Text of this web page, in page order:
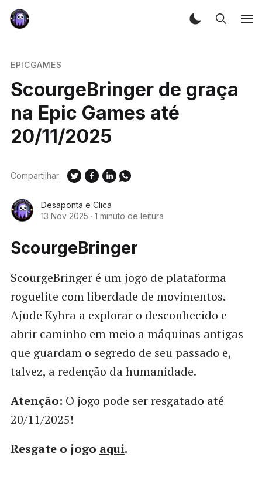
EPICGAMES
ScourgeBringer de graça
na Epic Games até
20/11/2025
Desaponta e Clica
13 Nov 2025 · 1 minuto de leitura
Compartilhar:
ScourgeBringer
ScourgeBringer é um jogo de plataforma
roguelite com liberdade de movimentos.
Ajude Kyhra a explorar o desconhecido e
abrir caminho em meio a máquinas antigas
que guardam o segredo de seu passado e,
talvez, a redenção da humanidade.
Atenção: O jogo pode ser resgatado até
20/11/2025!
Resgate o jogo aqui.